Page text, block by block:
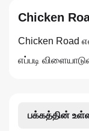
Chicken
Chicken Road
எப்படி
பக்கத்தின்